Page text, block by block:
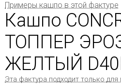
Примеры кашпо в этой фактуре
Кашпо
ТОППЕР
ЖЕЛТЫЙ
Эта фактура подходит только